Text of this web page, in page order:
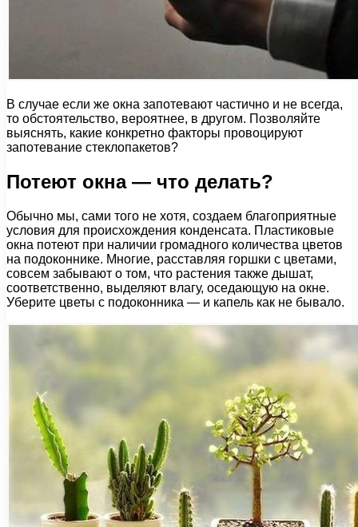
В случае если же окна запотевают частично и не всегда,
то обстоятельство, вероятнее, в другом. Позволяйте
выяснять, какие конкретно факторы провоцируют
запотевание стеклопакетов?
Потеют окна — что делать?
Обычно мы, сами того не хотя, создаем благоприятные
условия для происхождения конденсата. Пластиковые
окна потеют при наличии громадного количества цветов
на подоконнике. Многие, расставляя горшки с цветами,
совсем забывают о том, что растения также дышат,
соответственно, выделяют влагу, оседающую на окне.
Уберите цветы с подоконника — и капель как не бывало.